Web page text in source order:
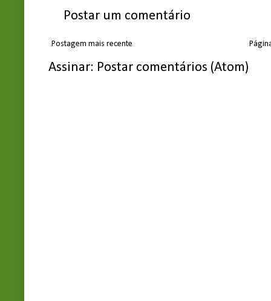
Postar um comentário
Postagem mais recente
Assinar: Postar comentários (Atom)